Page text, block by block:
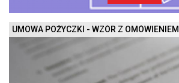
UMOWA POŻYCZKI - WZÓR Z OMÓWIENIEM